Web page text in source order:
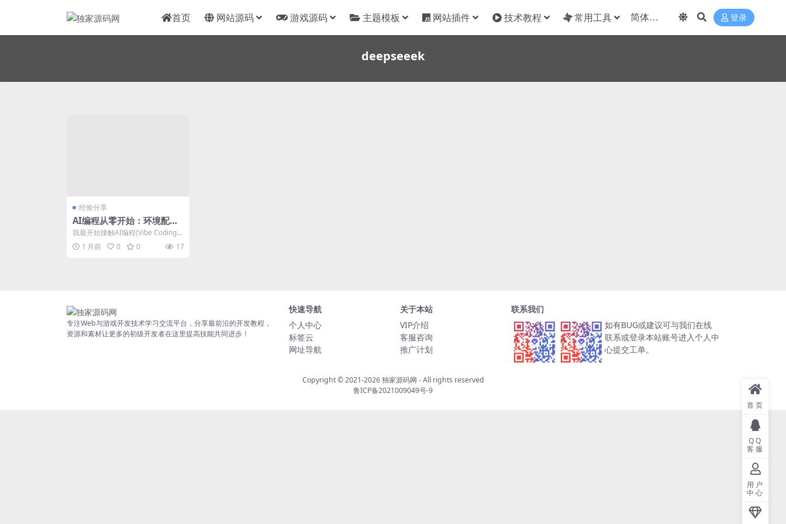
首页 网站源码 游戏源码 主题模板 网站插件 技术教程 常用工具 登录
deepseeek
经验分享
AI编程从零开始：环境配置
到开发调试
我最开始接触AI编程(Vibe Coding)
是去年，因为我以前没写过Chro
m...1 月前 0 0 17
专注Web与游戏开发技术学习交流平台，分享最前沿的开发教程，
资源和素材让更多的初级开发者在这里提高技能共同进步！
快速导航
个人中心
标签云
网址导航
关于本站
VIP介绍
客服咨询
推广计划
联系我们
如有BUG或建议可与我们在线
联系或登录本站账号进入个人中
心提交工单。
Copyright © 2021-2026独家源码网 - All rights reserved
鲁ICP备2021009049号-9
首页
QQ
客服
用户
中心